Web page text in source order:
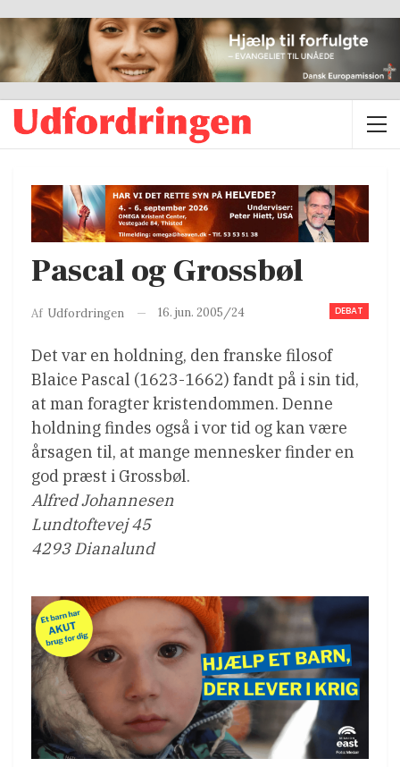
Pascal og Grossbøl
DEBAT
Af Udfordringen 16. jun. 2005/24
Det var en holdning, den franske filosof
Blaice Pascal (1623-1662) fandt på i sin tid,
at man foragter kristendommen. Denne
holdning findes også i vor tid og kan være
årsagen til, at mange mennesker finder en
god præst i Grossbøl.
Alfred Johannesen
Lundtoftevej 45
4293 Dianalund